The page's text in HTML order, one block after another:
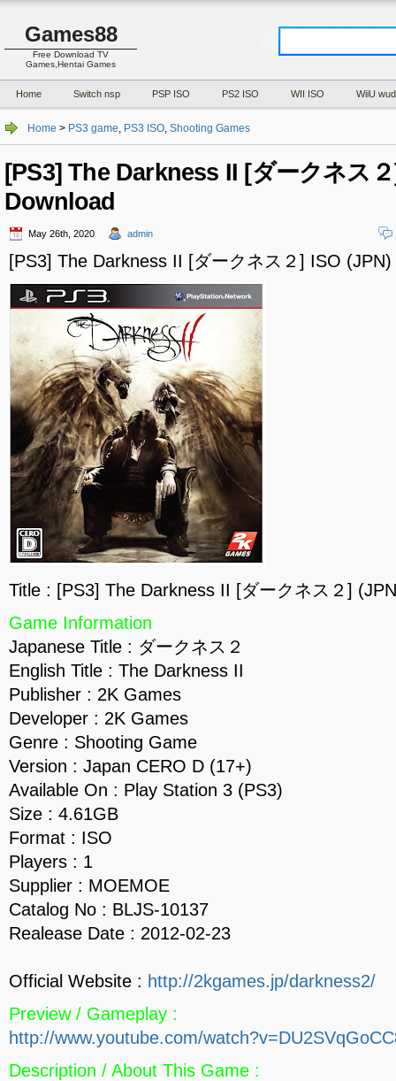
Games88
Free Download TV
Games,Hentai Games
Home Switch nsp PSP ISO PS2 ISO WII ISO WiiU wud
Home > PS3 game, PS3 ISO, Shooting Games
[PS3] The Darkness II [ダークネス
Download
May 26th, 2020 admin
[PS3] The Darkness II [ダークネス２] ISO (JPN)
Title : [PS3] The Darkness II [ダークネス２]
Game Information
Japanese Title : ダークネス２
English Title : The Darkness II
Publisher : 2K Games
Developer : 2K Games
Genre : Shooting Game
Version : Japan CERO D (17+)
Available On : Play Station 3 (PS3)
Size : 4.61GB
Format : ISO
Players : 1
Supplier : MOEMOE
Catalog No : BLJS-10137
Realease Date : 2012-02-23
Official Website : http://2kgames.jp/darkness2/
Preview / Gameplay :
http://www.youtube.com/
Description / About This Game :